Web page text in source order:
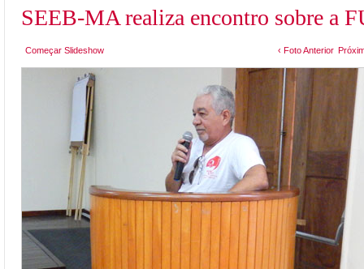
SEEB-MA realiza encontro sobre a
Começar Slideshow ‹ Foto Anterior